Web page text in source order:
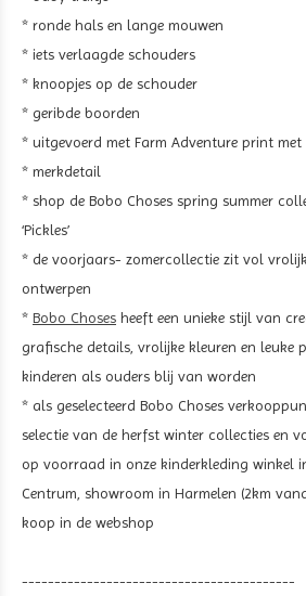
* ronde hals en lange mouwen
* iets verlaagde schouders
* knoopjes op de schouder
* geribde boorden
* uitgevoerd met Farm Adventure print
* merkdetail
* shop de Bobo Choses spring summer
‘Pickles’
* de voorjaars- zomercollectie zit vol
ontwerpen
* Bobo Choses heeft een unieke stijl van
grafische details, vrolijke kleuren en leuke
kinderen als ouders blij van worden
* als geselecteerd Bobo Choses
selectie van de herfst winter collecties en
op voorraad in onze kinderkleding winkel
Centrum, showroom in Harmelen (2km
koop in de webshop
------------------------------------------